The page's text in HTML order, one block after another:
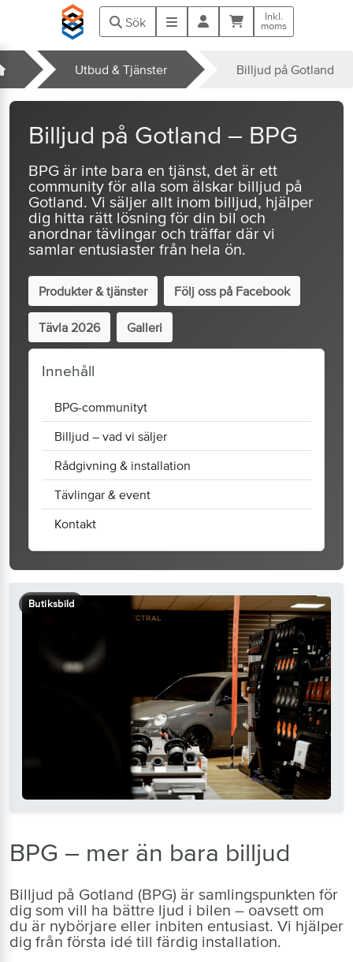
Hoppa till huvudinnehåll
Sök Meny Kundvagn
Inkl.
moms
Startsida Utbud & Tjänster Billjud på Gotland
Billjud på Gotland – BPG
BPG är inte bara en tjänst, det är ett
community för alla som älskar billjud på
Gotland. Vi säljer allt inom billjud, hjälper
dig hitta rätt lösning för din bil och
anordnar tävlingar och träffar där vi
samlar entusiaster från hela ön.
Produkter & tjänster Följ oss på Facebook
Tävla 2026 Galleri
Innehåll
BPG-communityt
Billjud – vad vi säljer
Rådgivning & installation
Tävlingar & event
Kontakt
Butiksbild
BPG – mer än bara billjud
Billjud på Gotland (BPG) är samlingspunkten för
dig som vill ha bättre ljud i bilen – oavsett om
du är nybörjare eller inbiten entusiast. Vi hjälper
dig från första idé till färdig installation.